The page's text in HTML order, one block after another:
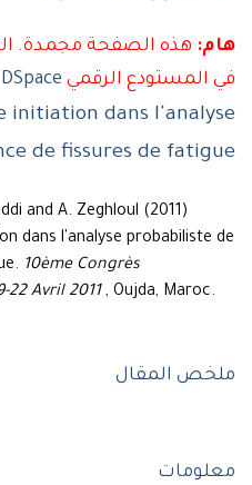
هذه الصفحة مجمدة. الوثائق
المستودع الرقميDSpace
initiation dans
de fissures de
and A. Zeghloul (2011)
dans l'analyse probabiliste
10ème Congrès
19-22 Avril 2011, Oujda, Maroc.
المقال